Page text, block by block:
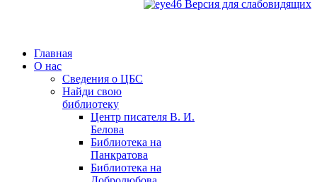
Версия для слабовидящих
Главная
О нас
Сведения о ЦБС
Найди свою
библиотеку
Центр писателя В. И.
Белова
Библиотека на
Панкратова
Библиотека на